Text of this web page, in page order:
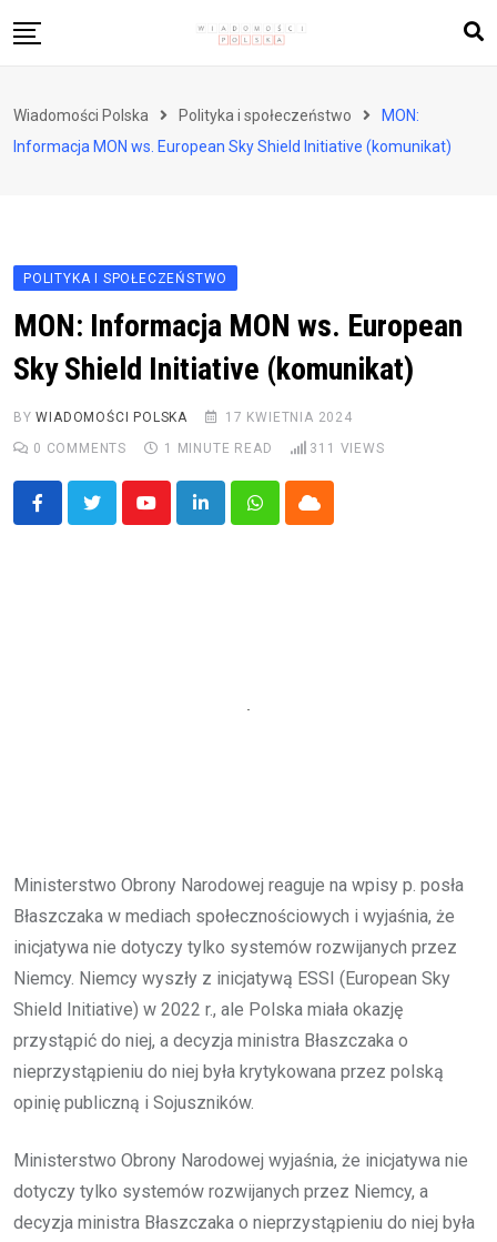
to
Zdrowie i styl życia
Wiadomości Polska Polityka i społeczeństwo
MON:
Informacja MON ws. European Sky Shield Initiative (komunikat)
POLITYKA I SPOŁECZEŃSTWO
MON: Informacja MON ws. European
Sky Shield Initiative (komunikat)
BYWIADOMOŚCI POLSKA
17 KWIETNIA 2024
0 COMMENTS 1 MINUTE READ 311 VIEWS
YoutubeLinkedInWhatsappCloud
Ministerstwo Obrony Narodowej reaguje na wpisy p. posła
Błaszczaka w mediach społecznościowych i wyjaśnia, że
inicjatywa nie dotyczy tylko systemów rozwijanych przez
Niemcy. Niemcy wyszły z inicjatywą ESSI (European Sky
Shield Initiative) w 2022 r., ale Polska miała okazję
przystąpić do niej, a decyzja ministra Błaszczaka o
nieprzystąpieniu do niej była krytykowana przez polską
opinię publiczną i Sojuszników.
Ministerstwo Obrony Narodowej wyjaśnia, że inicjatywa nie
dotyczy tylko systemów rozwijanych przez Niemcy, a
decyzja ministra Błaszczaka o nieprzystąpieniu do niej była